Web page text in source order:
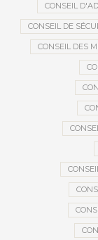
CONSEIL
CONSEIL DE
CONSEIL DES